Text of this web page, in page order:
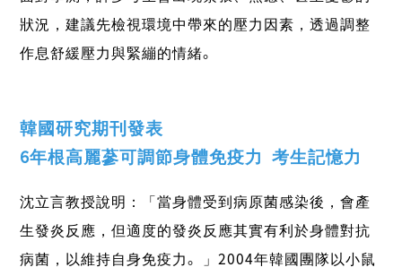
狀況，建議先檢視環境中帶來的壓力因素，透過調整
作息舒緩壓力與緊繃的情緒。
韓國研究期刊發表
6年根高麗蔘可調節身體免疫力 考生記憶力
沈立言教授說明：「當身體受到病原菌感染後，會產
生發炎反應，但適度的發炎反應其實有利於身體對抗
病菌，以維持自身免疫力。」2004年韓國團隊以小鼠